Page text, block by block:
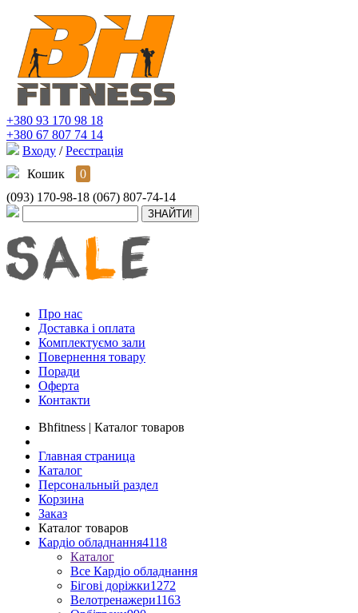
+380 93 170 98 18
+380 67 807 74 14
Входу / Реєстрація
Кошик
0
(093) 170-98-18 (067) 807-74-14
Про нас
Доставка і оплата
Комплектуємо зали
Повернення товару
Поради
Оферта
Контакти
Bhfitness | Каталог товаров
Главная страница
Каталог
Персональный раздел
Корзина
Заказ
Каталог товаров
Кардіо обладнання4118
Каталог
Все Кардіо обладнання
Бігові доріжки1272
Велотренажери1163